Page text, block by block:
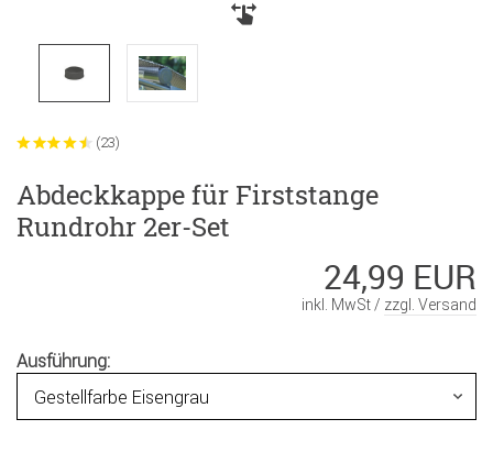
(23)
Abdeckkappe für Firststange
Rundrohr 2er-Set
24,99 EUR
inkl. MwSt / zzgl. Versand
Ausführung: